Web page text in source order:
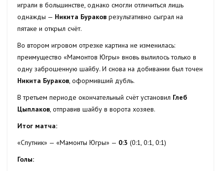
играли в большинстве, однако смогли отличиться лишь
однажды — Никита Бураков результативно сыграл на
пятаке и открыл счёт.
Во втором игровом отрезке картина не изменилась:
преимущество «Мамонтов Югры» вновь вылилось только в
одну заброшенную шайбу. И снова на добивании был точен
Никита Бураков, оформивший дубль.
В третьем периоде окончательный счёт установил Глеб
Цыплаков, отправив шайбу в ворота хозяев.
Итог матча:
«Спутник» — «Мамонты Югры» — 0:3 (0:1, 0:1, 0:1)
Голы: